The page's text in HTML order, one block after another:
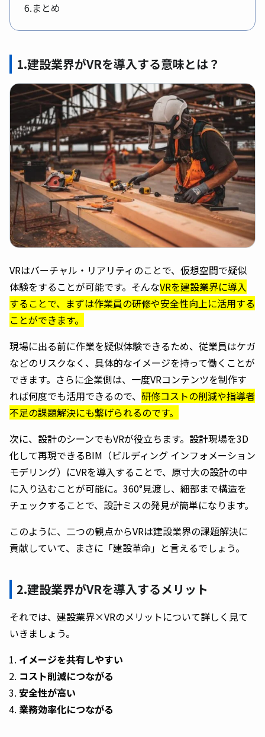
6.まとめ
1.建設業界がVRを導入する意味とは？
VRはバーチャル・リアリティのことで、仮想空間で疑似
体験をすることが可能です。そんなVRを建設業界に導入
することで、まずは作業員の研修や安全性向上に活用する
ことができます。
現場に出る前に作業を疑似体験できるため、従業員はケガ
などのリスクなく、具体的なイメージを持って働くことが
できます。さらに企業側は、一度VRコンテンツを制作す
れば何度でも活用できるので、 研修コストの削減や指導者
不足の課題解決にも繋げられるのです。
次に、設計のシーンでもVRが役立ちます。設計現場を3D
化して再現できるBIM（ビルディング インフォメーション
モデリング）にVRを導入することで、原寸大の設計の中
に入り込むことが可能に。360°見渡し、細部まで構造を
チェックすることで、設計ミスの発見が簡単になります。
このように、二つの観点からVRは建設業界の課題解決に
貢献していて、まさに「建設革命」と言えるでしょう。
2.建設業界がVRを導入するメリット
それでは、建設業界×VRのメリットについて詳しく見て
いきましょう。
イメージを共有しやすい
コスト削減につながる
安全性が高い
業務効率化につながる